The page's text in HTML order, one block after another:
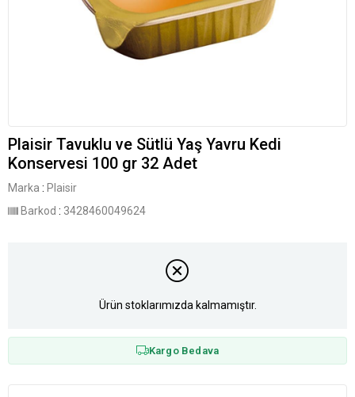
Plaisir Tavuklu ve Sütlü Yaş Yavru Kedi
Konservesi 100 gr 32 Adet
Marka : Plaisir
Barkod : 3428460049624
Ürün stoklarımızda kalmamıştır.
Kargo Bedava